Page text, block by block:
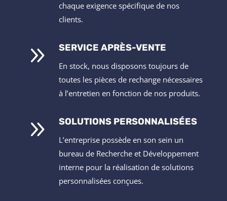
chaque exigence spécifique de nos
clients.
9 SERVICE APRÈS-VENTE
En stock, nous disposons toujours de
toutes les pièces de rechange nécessaires
à l’entretien en fonction de nos produits.
9 SOLUTIONS PERSONNALISÉES
L’entreprise possède en son sein un
bureau de Recherche et Développement
interne pour la réalisation de solutions
personnalisées conçues.